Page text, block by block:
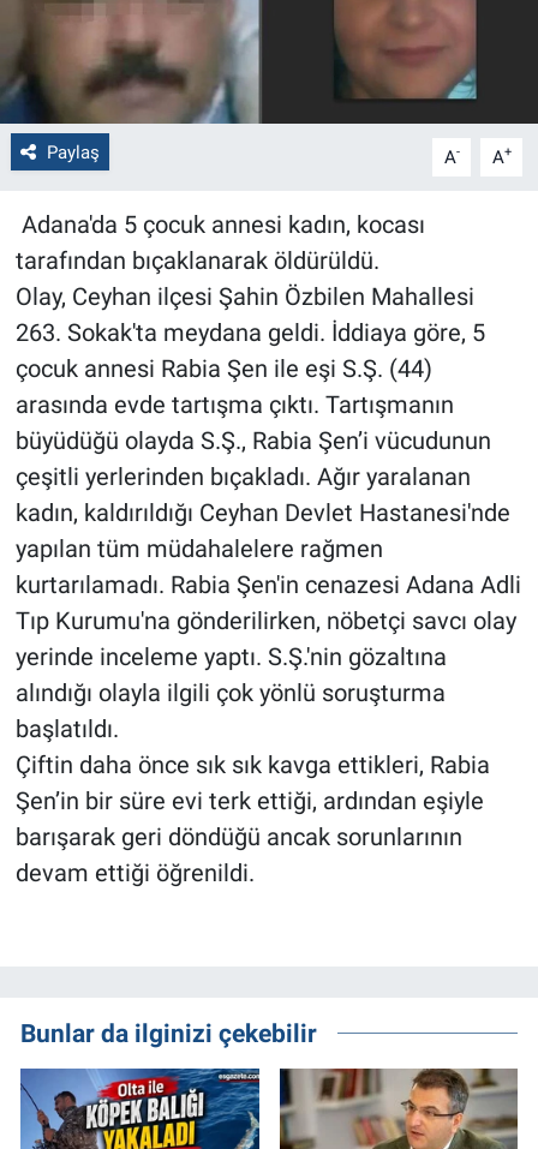
Paylaş A- A+
Adana'da 5 çocuk annesi kadın, kocası
tarafından bıçaklanarak öldürüldü.
Olay, Ceyhan ilçesi Şahin Özbilen Mahallesi
263. Sokak'ta meydana geldi. İddiaya göre, 5
çocuk annesi Rabia Şen ile eşi S.Ş. (44)
arasında evde tartışma çıktı. Tartışmanın
büyüdüğü olayda S.Ş., Rabia Şen’i vücudunun
çeşitli yerlerinden bıçakladı. Ağır yaralanan
kadın, kaldırıldığı Ceyhan Devlet Hastanesi'nde
yapılan tüm müdahalelere rağmen
kurtarılamadı. Rabia Şen'in cenazesi Adana Adli
Tıp Kurumu'na gönderilirken, nöbetçi savcı olay
yerinde inceleme yaptı. S.Ş.'nin gözaltına
alındığı olayla ilgili çok yönlü soruşturma
başlatıldı.
Çiftin daha önce sık sık kavga ettikleri, Rabia
Şen’in bir süre evi terk ettiği, ardından eşiyle
barışarak geri döndüğü ancak sorunlarının
devam ettiği öğrenildi.
Bunlar da ilginizi çekebilir
Kütahya
Gezi
Genel
Yerel
Magazin
Bilim ve Teknoloji